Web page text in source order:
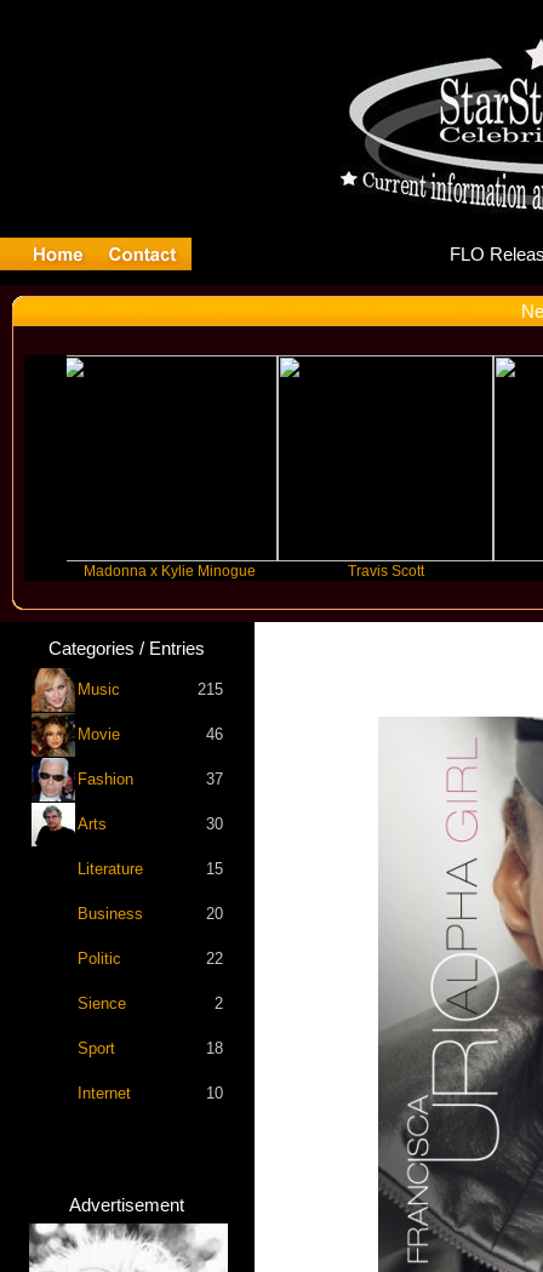
Madonna x Kylie Minogue Travis Scott
Categories / Entries
Music 215
Movie 46
Fashion 37
Arts 30
Literature 15
Business 20
Politic 22
Sience 2
Sport 18
Internet 10
Advertisement